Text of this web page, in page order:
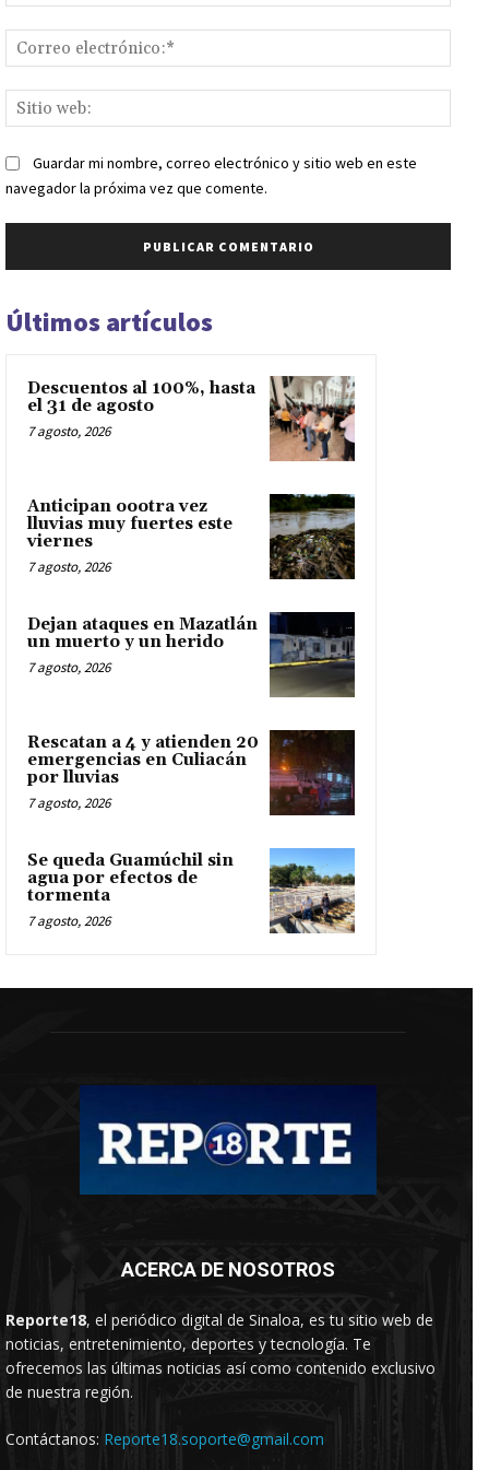
web:
Guardar mi nombre, correo electrónico y sitio web en este
navegador la próxima vez que comente.
Últimos artículos
Descuentos al 100%, hasta
el 31 de agosto
7 agosto, 2026
Anticipan oootra vez
lluvias muy fuertes este
viernes
7 agosto, 2026
Dejan ataques en Mazatlán
un muerto y un herido
7 agosto, 2026
Rescatan a 4 y atienden 20
emergencias en Culiacán
por lluvias
7 agosto, 2026
Se queda Guamúchil sin
agua por efectos de
tormenta
7 agosto, 2026
ACERCA DE NOSOTROS
Reporte18, el periódico digital de Sinaloa, es tu sitio web de
noticias, entretenimiento, deportes y tecnología. Te
ofrecemos las últimas noticias así como contenido exclusivo
de nuestra región.
Contáctanos: Reporte18.soporte@gmail.com